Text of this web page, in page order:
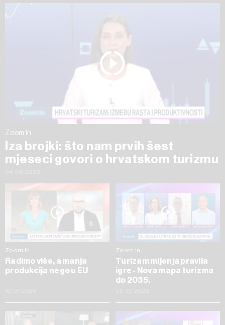
Zoom In
Iza brojki: što nam prvih šest
mjeseci govori o hrvatskom turizmu
Zoom In
Radimo više, a manja
produkcija nego u EU
Zoom In
Turizam mijenja pravila
igre - Nova mapa turizma
do 2035.